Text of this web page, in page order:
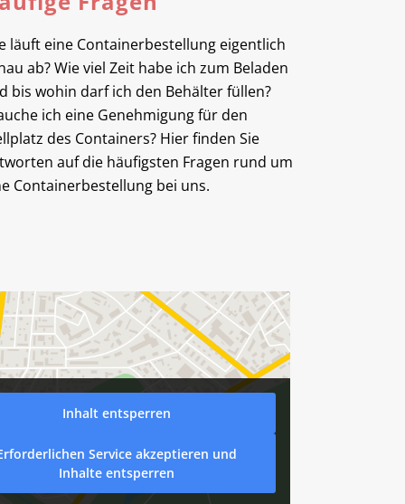
läuft eine Containerbestellung eigentlich
ab? Wie viel Zeit habe ich zum Beladen
bis wohin darf ich den Behälter füllen?
ich eine Genehmigung für den
des Containers? Hier finden Sie
auf die häufigsten Fragen rund um
Containerbestellung bei uns.
Inhalt entsperren
Service akzeptieren und
Inhalte entsperren